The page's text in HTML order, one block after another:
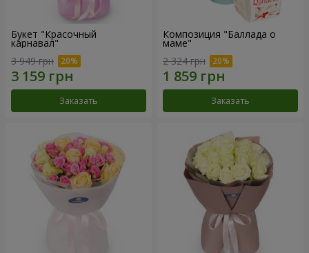
Букет "Красочный
карнавал"
3 949 грн
Заказать
Композиция "Баллада о
маме"
2 324 грн
Заказать